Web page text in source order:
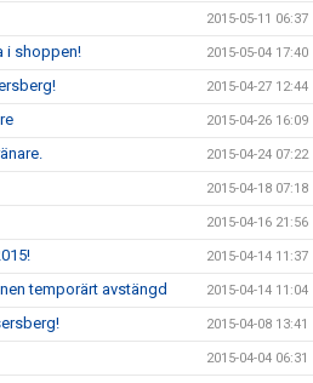
2015-05-11 06:37
i shoppen! 2015-05-04 17:40
2015-04-27 12:44
2015-04-26 16:09
2015-04-24 07:22
2015-04-18 07:18
2015-04-16 21:56
2015-04-14 11:37
temporärt avstängd 2015-04-14 11:04
2015-04-08 13:41
2015-04-04 06:31